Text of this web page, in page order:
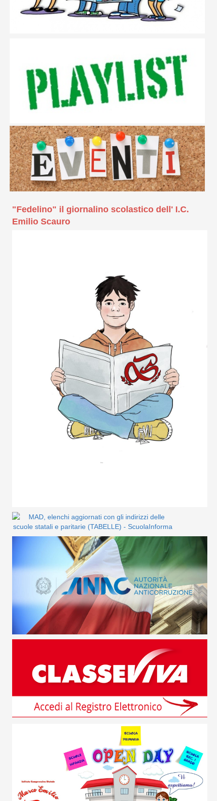
"Fedelino" il giornalino scolastico dell' I.C.
Emilio Scauro